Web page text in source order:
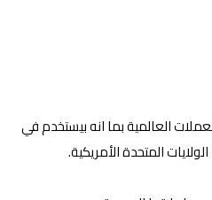
العالمية بما انه بيستخدم في